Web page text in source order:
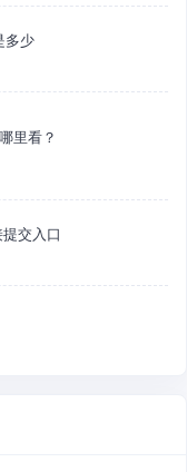
多少
里看？
交入口